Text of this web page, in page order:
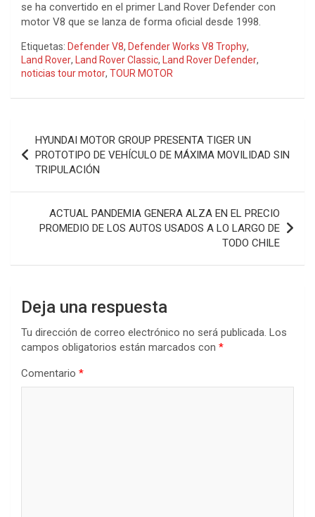
se ha convertido en el primer Land Rover Defender con
motor V8 que se lanza de forma oficial desde 1998.
Etiquetas: Defender V8, Defender Works V8 Trophy,
Land Rover, Land Rover Classic, Land Rover Defender,
noticias tour motor, TOUR MOTOR
de
entradas
HYUNDAI MOTOR GROUP PRESENTA TIGER UN
PROTOTIPO DE VEHÍCULO DE MÁXIMA MOVILIDAD SIN
TRIPULACIÓN
ACTUAL PANDEMIA GENERA ALZA EN EL PRECIO
PROMEDIO DE LOS AUTOS USADOS A LO LARGO DE
TODO CHILE
Deja una respuesta
Tu dirección de correo electrónico no será publicada. Los
campos obligatorios están marcados con *
Comentario *